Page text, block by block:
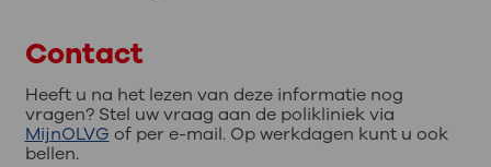
Contact
Heeft u na het lezen van deze informatie nog
vragen? Stel uw vraag aan de polikliniek via
MijnOLVG of per e-mail. Op werkdagen kunt u ook
bellen.